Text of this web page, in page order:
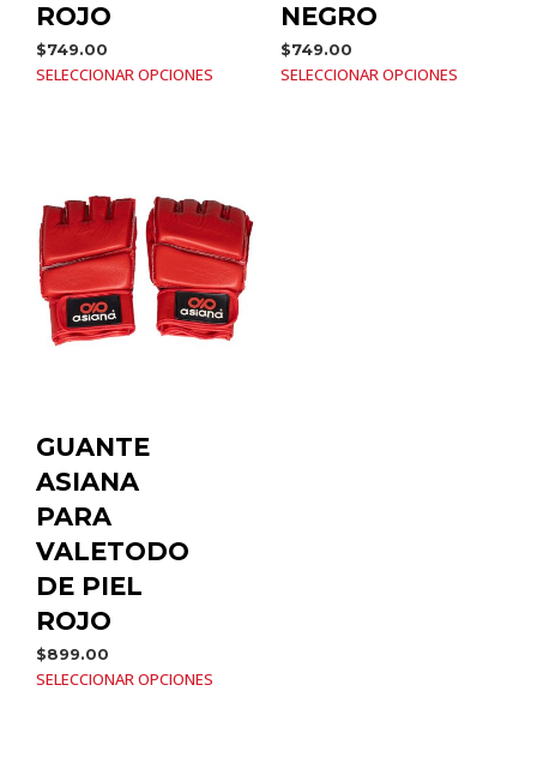
ROJO
$749.00
SELECCIONAR OPCIONES
NEGRO
$749.00
SELECCIONAR OPCIONES
GUANTE
ASIANA
PARA
VALETODO
DE PIEL
ROJO
$899.00
SELECCIONAR OPCIONES